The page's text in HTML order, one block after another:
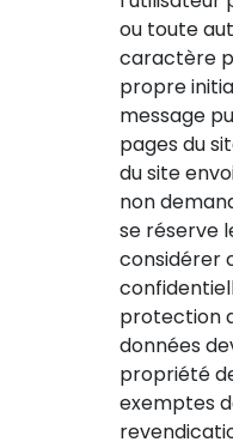
ou toute
caractère
propre
message
pages du
du site
non
se réserve
considérer
protection
données
propriété
exemptes